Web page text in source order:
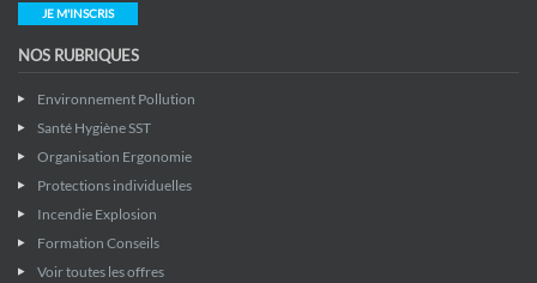
JE M'INSCRIS
NOS RUBRIQUES
Environnement Pollution
Santé Hygiène SST
Organisation Ergonomie
Protections individuelles
Incendie Explosion
Formation Conseils
Voir toutes les offres